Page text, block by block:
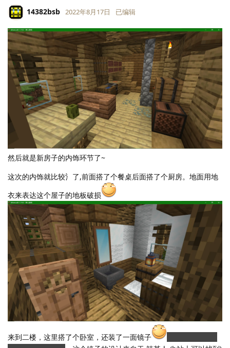
14382bsb
LV.118
2022年8月17日 已编辑
然后就是新房子的内饰环节了~
这次的内饰就比较氵了,前面搭了个餐桌后面搭了个厨房。地面用地
衣来表达这个屋子的地板破损
来到二楼，这里搭了个卧室，还装了一面镜子